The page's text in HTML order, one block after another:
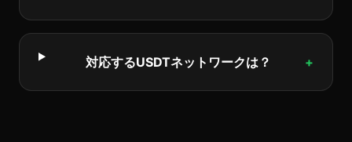
対応するUSDTネットワークは？ +